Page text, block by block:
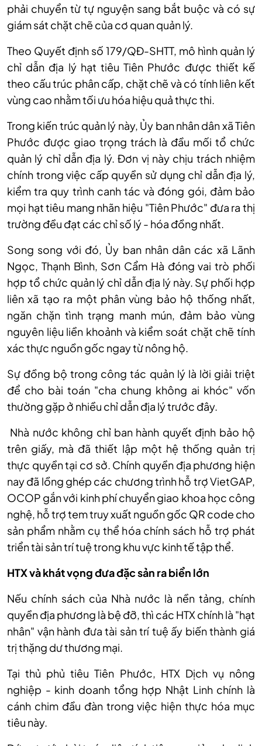
phải chuyển từ tự nguyện sang bắt buộc và có sự
giám sát chặt chẽ của cơ quan quản lý.
Theo Quyết định số 179/QĐ-SHTT, mô hình quản lý
chỉ dẫn địa lý hạt tiêu Tiên Phước được thiết kế
theo cấu trúc phân cấp, chặt chẽ và có tính liên kết
vùng cao nhằm tối ưu hóa hiệu quả thực thi.
Trong kiến trúc quản lý này, Ủy ban nhân dân xã Tiên
Phước được giao trọng trách là đầu mối tổ chức
quản lý chỉ dẫn địa lý. Đơn vị này chịu trách nhiệm
chính trong việc cấp quyền sử dụng chỉ dẫn địa lý,
kiểm tra quy trình canh tác và đóng gói, đảm bảo
mọi hạt tiêu mang nhãn hiệu "Tiên Phước" đưa ra thị
trường đều đạt các chỉ số lý - hóa đồng nhất.
Song song với đó, Ủy ban nhân dân các xã Lãnh
Ngọc, Thạnh Bình, Sơn Cẩm Hà đóng vai trò phối
hợp tổ chức quản lý chỉ dẫn địa lý này. Sự phối hợp
liên xã tạo ra một phân vùng bảo hộ thống nhất,
ngăn chặn tình trạng manh mún, đảm bảo vùng
nguyên liệu liền khoảnh và kiểm soát chặt chẽ tính
xác thực nguồn gốc ngay từ nông hộ.
Sự đồng bộ trong công tác quản lý là lời giải triệt
để cho bài toán "cha chung không ai khóc" vốn
thường gặp ở nhiều chỉ dẫn địa lý trước đây.
Nhà nước không chỉ ban hành quyết định bảo hộ
trên giấy, mà đã thiết lập một hệ thống quản trị
thực quyền tại cơ sở. Chính quyền địa phương hiện
nay đã lồng ghép các chương trình hỗ trợ VietGAP,
OCOP gắn với kinh phí chuyển giao khoa học công
nghệ, hỗ trợ tem truy xuất nguồn gốc QR code cho
sản phẩm nhằm cụ thể hóa chính sách hỗ trợ phát
triển tài sản trí tuệ trong khu vực kinh tế tập thể.
HTX và khát vọng đưa đặc sản ra biển lớn
Nếu chính sách của Nhà nước là nền tảng, chính
quyền địa phương là bệ đỡ, thì các HTX chính là "hạt
nhân" vận hành đưa tài sản trí tuệ ấy biến thành giá
trị thặng dư thương mại.
Tại thủ phủ tiêu Tiên Phước, HTX Dịch vụ nông
nghiệp - kinh doanh tổng hợp Nhật Linh chính là
cánh chim đầu đàn trong việc hiện thực hóa mục
tiêu này.